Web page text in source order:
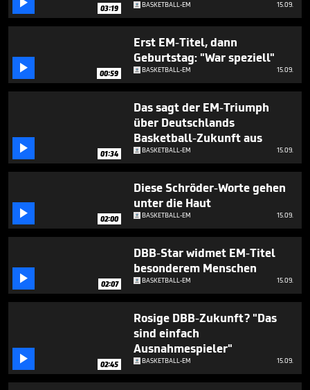
seconds
03:19 BASKETBALL-EM 15.09.
 00:59
Erst EM-Titel, dann
Geburtstag: "War speziell"
BASKETBALL-EM 15.09.
 01:34
Das sagt der EM-Triumph
über Deutschlands
Basketball-Zukunft aus
BASKETBALL-EM 15.09.
 02:00
Diese Schröder-Worte gehen
unter die Haut
BASKETBALL-EM 15.09.
 02:07
DBB-Star widmet EM-Titel
besonderem Menschen
BASKETBALL-EM 15.09.
 02:45
Rosige DBB-Zukunft? "Das
sind einfach
Ausnahmespieler"
BASKETBALL-EM 15.09.